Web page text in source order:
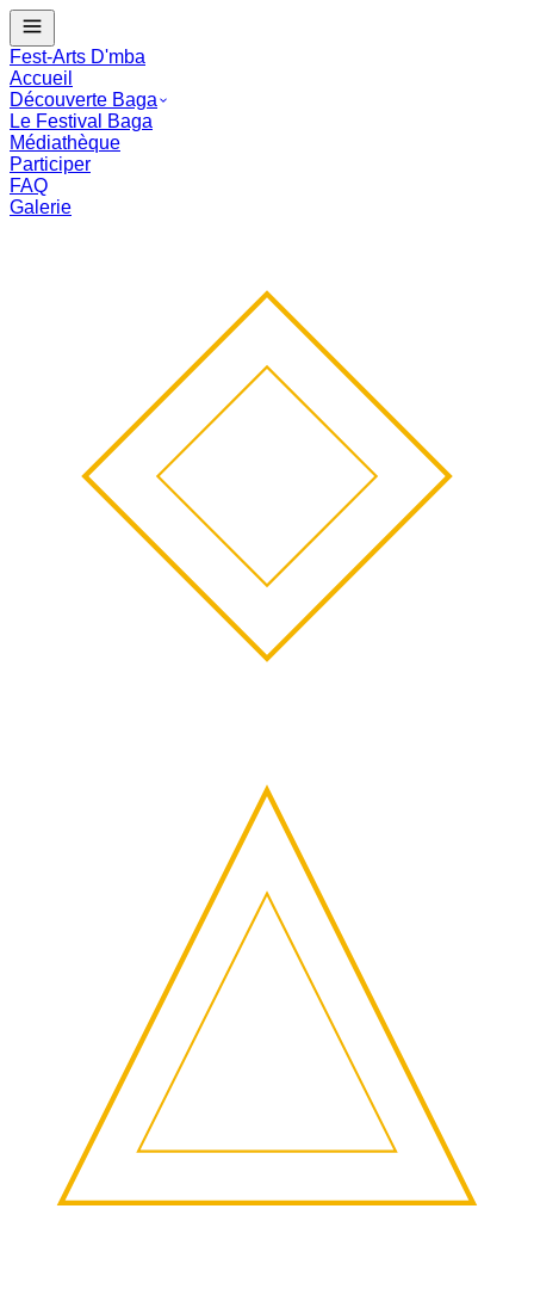
J - --
Le Festival Baga commence dans :
Fest-Arts D'mba
Accueil
Découverte Baga
Le Festival Baga
Médiathèque
Participer
FAQ
Galerie